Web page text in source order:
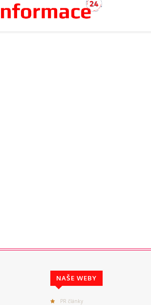
NAŠE WEBY
PR články